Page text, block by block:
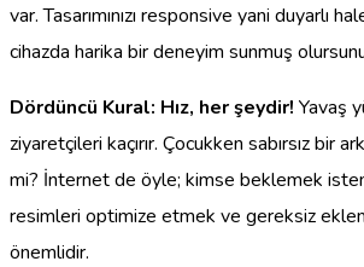
var. Tasarımınızı responsive yani duyarlı
cihazda harika bir deneyim sunmuş
Dördüncü Kural: Hız, her şeydir! Yavaş
ziyaretçileri kaçırır. Çocukken sabırsız bir
mi? İnternet de öyle; kimse beklemek
resimleri optimize etmek ve gereksiz
önemlidir.